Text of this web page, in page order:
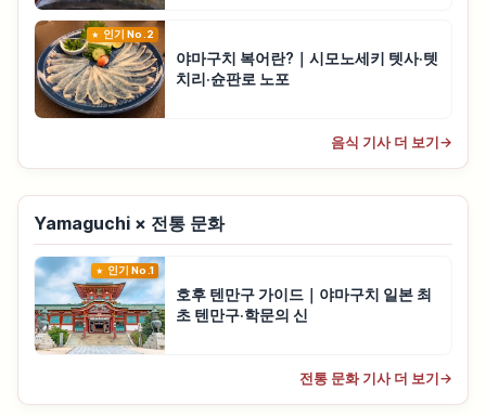
인기 No.2
야마구치 복어란?｜시모노세키 텟사·텟
치리·슌판로 노포
음식 기사 더 보기 →
Yamaguchi × 전통 문화
인기 No.1
호후 텐만구 가이드｜야마구치 일본 최
초 텐만구·학문의 신
전통 문화 기사 더 보기 →